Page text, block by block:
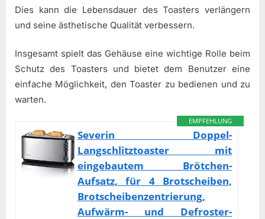
Dies kann die Lebensdauer des Toasters verlängern
und seine ästhetische Qualität verbessern.
Insgesamt spielt das Gehäuse eine wichtige Rolle beim
Schutz des Toasters und bietet dem Benutzer eine
einfache Möglichkeit, den Toaster zu bedienen und zu
warten.
EMPFEHLUNG
Severin Doppel-
Langschlitztoaster mit
eingebautem Brötchen-
Aufsatz, für 4 Brotscheiben,
Brotscheibenzentrierung,
Aufwärm- und Defroster-